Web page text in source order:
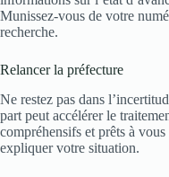
Munissez-vous de votre
recherche.
Relancer la préfecture
Ne restez pas dans
part peut accélérer le
compréhensifs et prêts à
expliquer votre situation.